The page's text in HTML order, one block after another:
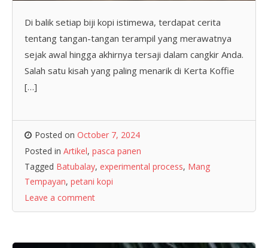
Di balik setiap biji kopi istimewa, terdapat cerita
tentang tangan-tangan terampil yang merawatnya
sejak awal hingga akhirnya tersaji dalam cangkir Anda.
Salah satu kisah yang paling menarik di Kerta Koffie
[…]
Posted on October 7, 2024
Posted in Artikel, pasca panen
Tagged Batubalay, experimental process, Mang
Tempayan, petani kopi
Leave a comment